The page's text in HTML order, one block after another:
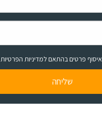
פרטים בהתאם למדיניות הפרטיות